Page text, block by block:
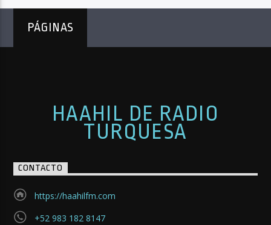
PÁGINAS
HAAHIL DE RADIO
TURQUESA
CONTACTO
https://haahilfm.com
+52 983 182 8147